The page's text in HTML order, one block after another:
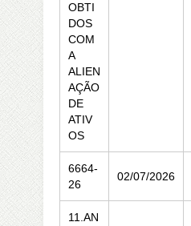
OBTI
DOS
COM
A
ALIEN
AÇÃO
DE
ATIV
OS
6664-
26
02/07/2026
11.AN